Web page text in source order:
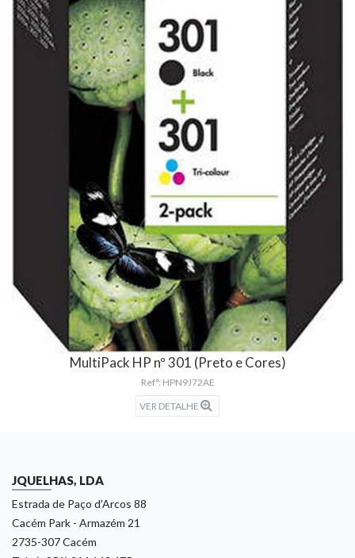
MultiPack HP nº 301 (Preto e Cores)
Refª: HPN9J72AE
VER DETALHE
JQUELHAS, LDA
Estrada de Paço d'Arcos 88
Cacém Park - Armazém 21
2735-307 Cacém